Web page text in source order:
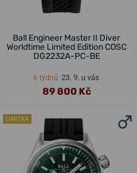
Ball Engineer Master II Diver
Worldtime Limited Edition COSC
DG2232A-PC-BE
6 týdnů 23. 9. u vás
89 800 Kč
LIMITKA